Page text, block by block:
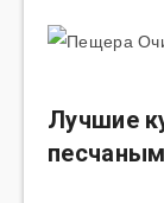
Лучшие